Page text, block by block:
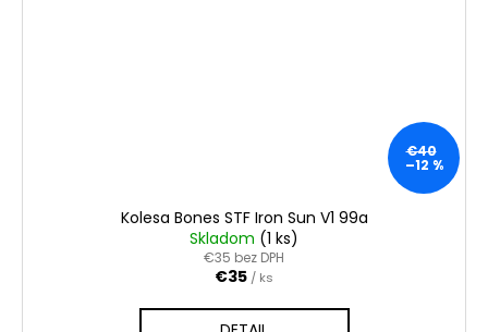
€40
–12 %
Kolesa Bones STF Iron Sun V1 99a
Skladom (1 ks)
€35 bez DPH
€35 / ks